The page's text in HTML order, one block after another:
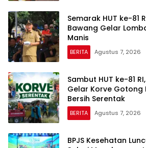
Semarak HUT ke-81
Bawang Gelar
Manis
BERITA Agustus 7, 2026
Sambut HUT ke-81
Gelar Korve Gotong
Bersih Serentak
BERITA Agustus 7, 2026
BPJS Kesehatan